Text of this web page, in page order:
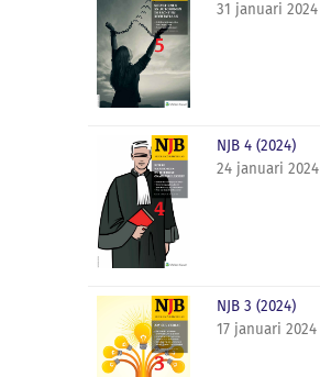
31 januari 2024
NJB 4 (2024)
24 januari 2024
NJB 3 (2024)
17 januari 2024